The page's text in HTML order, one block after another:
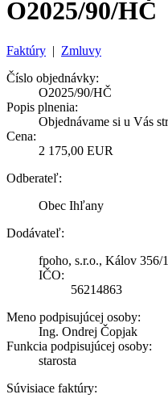
O2025/90/HČ
Faktúry | Zmluvy
Číslo objednávky:
O2025/90/HČ
Popis plnenia:
Objednávame si u Vás
Cena:
2 175,00 EUR
Odberateľ:
Obec Ihľany
Dodávateľ:
fpoho, s.r.o., Kálov 356/
IČO:
56214863
Meno podpisujúcej osoby:
Ing. Ondrej Čopjak
Funkcia podpisujúcej osoby:
starosta
Súvisiace faktúry: